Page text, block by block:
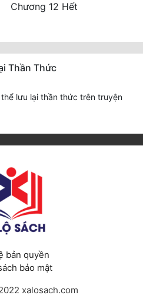
Chương 12 Hết
Thần Thức
lưu lại thần thức trên truyện
bản quyền
bảo mật
xalosach.com